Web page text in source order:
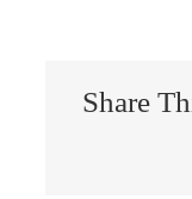
Share